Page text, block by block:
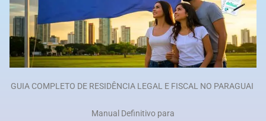
GUIA COMPLETO DE RESIDÊNCIA LEGAL E FISCAL NO PARAGUAI
Manual Definitivo para